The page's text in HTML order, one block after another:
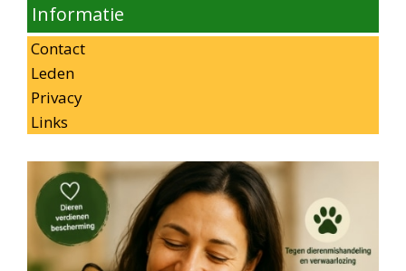
Informatie
Contact
Leden
Privacy
Links